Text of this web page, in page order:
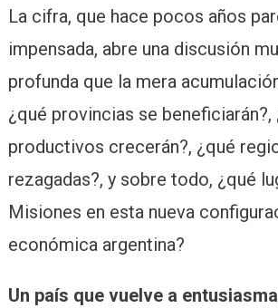
La cifra, que hace pocos años
impensada, abre una discusión
profunda que la mera
¿qué provincias se
productivos crecerán?, ¿qué
rezagadas?, y sobre todo, ¿qué
Misiones en esta nueva
económica argentina?
Un país que vuelve a